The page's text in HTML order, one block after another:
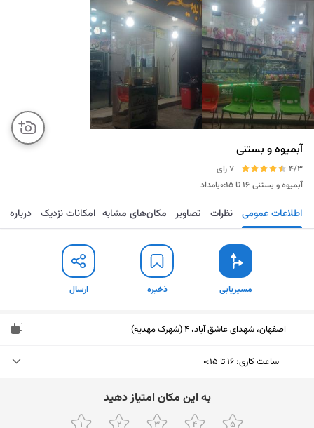
ِآبمیوه و بستنی
4/3
7 رای
آبمیوه و بستنی ۱۶ تا ۰:۱۵بامداد
مسیریابی ذخیره ارسال اطلاعات عمومی نظرات تصاویر مکان‌های مشابه امکانات نزدیک درباره
مسیریابی ذخیره ارسال
اصفهان، شهدای عاشق آباد، 4 (شهرک مهدیه)
ساعت کاری: ۱۶ تا ۰:۱۵
ﺑﻪ اﯾﻦ ﻣﮑﺎن اﻣﺘﯿﺎز دﻫﯿﺪ